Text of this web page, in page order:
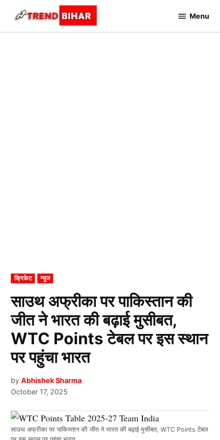
content
Bihar
Menu
POSTED
IN
क्रिकेट न्यूज
साउथ अफ्रीका पर पाकिस्तान की
जीत ने भारत की बढ़ाई मुसीबत,
WTC Points टेबल पर इस स्थान
पर पहुंचा भारत
by Abhishek Sharma
October 17, 2025
साउथ अफ्रीका पर पाकिस्तान की जीत ने भारत की बढ़ाई मुसीबत, WTC Points टेबल